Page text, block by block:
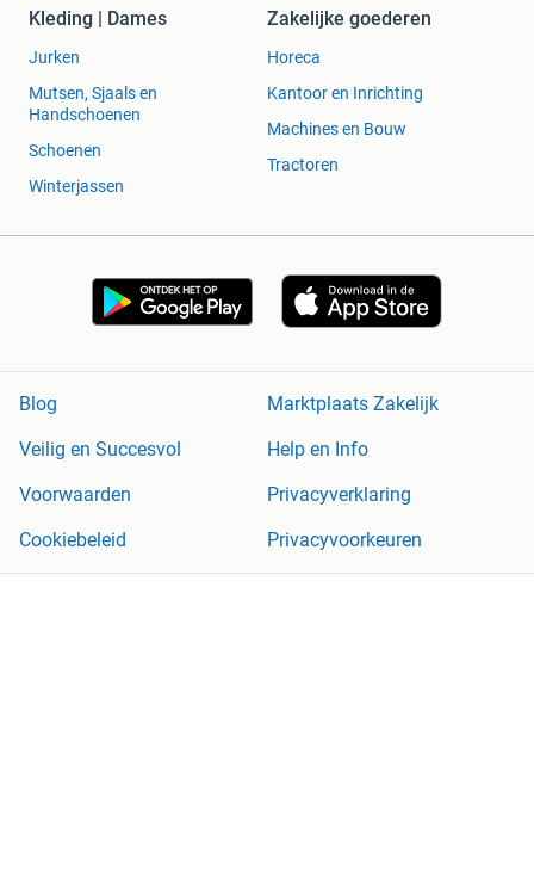
Kleding | Dames
Jurken
Mutsen, Sjaals en
Handschoenen
Schoenen
Winterjassen
Zakelijke goederen
Horeca
Kantoor en Inrichting
Machines en Bouw
Tractoren
Blog
Marktplaats Zakelijk
Veilig en Succesvol
Help en Info
Voorwaarden
Privacyverklaring
Cookiebeleid
Privacyvoorkeuren